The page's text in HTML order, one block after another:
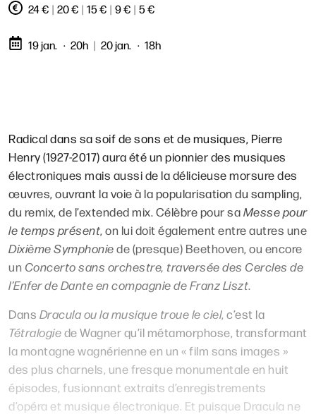
24 € | 20 € | 15 € | 9 € | 5 €
19 jan. 20h | 20 jan. 18h
Radical dans sa soif de sons et de musiques, Pierre
Henry (1927-2017) aura été un pionnier des musiques
électroniques mais aussi de la délicieuse morsure des
œuvres, ouvrant la voie à la popularisation du sampling,
du remix, de l’extended mix. Célèbre pour saMesse pour
le temps présent, on lui doit également entre autres une
Dixième Symphoniede (presque) Beethoven, ou encore
un Concerto sans orchestre, traversée des Cercles de
l’Enfer de Dante en compagnie de Franz Liszt.
Dans Dracula ou la musique troue le ciel, c’est la
Tétralogiede Wagner qu’il métamorphose, transformant
la montagne wagnérienne en un « film sans images »
des plus charnels, une fresque monumentale en huit
épisodes, fusionnant extraits d’enregistrements
d’opéra et musique électronique. Et puisque Dracula ne